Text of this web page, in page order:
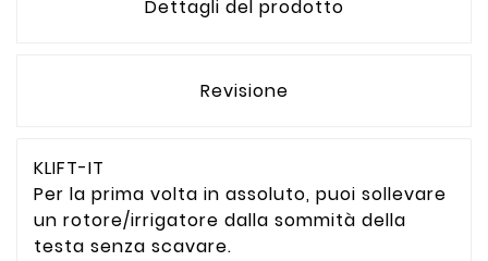
Dettagli del prodotto
Revisione
KLIFT-IT
Per la prima volta in assoluto, puoi sollevare
un rotore/irrigatore dalla sommità della
testa senza scavare.